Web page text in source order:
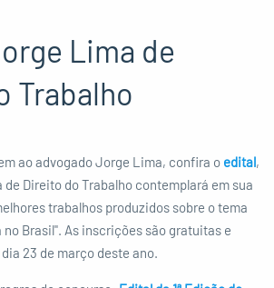
Lima de
Trabalho
ao advogado Jorge Lima, confira o edital,
Direito do Trabalho contemplará em sua
trabalhos produzidos sobre o tema
no Brasil". As inscrições são gratuitas e
23 de março deste ano.